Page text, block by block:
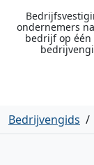
ondernemers
bedrijf op één
Bedrijvengids /